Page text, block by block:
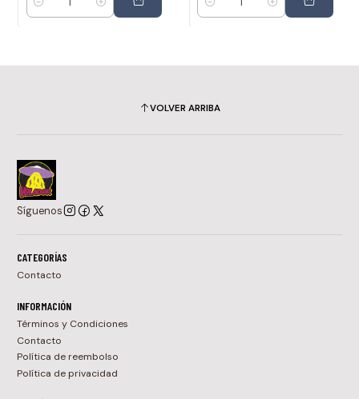
Cantidad Cantidad
VOLVER ARRIBA
Síguenos
CATEGORÍAS
Contacto
INFORMACIÓN
Términos y Condiciones
Contacto
Política de reembolso
Política de privacidad